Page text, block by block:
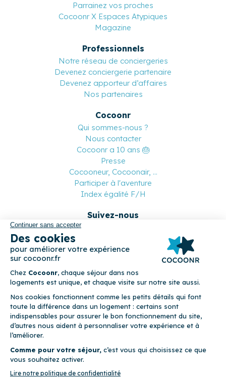
Parrainez vos proches
Cocoonr X Espaces Atypiques
Magazine
Professionnels
Notre réseau de conciergeries
Devenez conciergerie partenaire
Devenez apporteur d’affaires
Nos partenaires
Cocoonr
Qui sommes-nous ?
Nous contacter
Cocoonr a 10 ans 🎂
Presse
Cocooneur, Cocoonair, ...
Participer à l'aventure
Index égalité F/H
Suivez-nous
location–CGU – Politique de confidentialité–Politique de
Cocoonr est conçu et développé à Rennes 🇫🇷